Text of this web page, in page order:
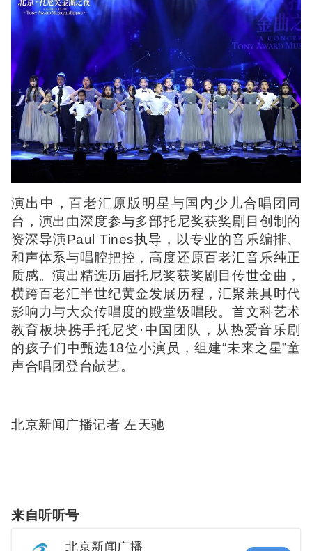
演出中，百老汇原版明星与国内少儿合唱团同
台，演出由深度参与多部托尼奖获奖剧目创制的
资深导演Paul Tines执导，以专业的音乐编排、
和声体系与唱腔把控，高度还原百老汇音乐纯正
质感。演出精选历届托尼奖获奖剧目传世金曲，
横跨百老汇半世纪黄金发展历程，汇聚兼具时代
影响力与大众传唱度的殿堂级唱段。首文科艺术
教育板块携手托尼奖·中国团队，从热爱音乐剧
的孩子们中甄选18位小演员，组建“未来之星”童
声合唱团登台献艺。
北京新闻广播记者 左天驰
来自听听号
北京新闻广播